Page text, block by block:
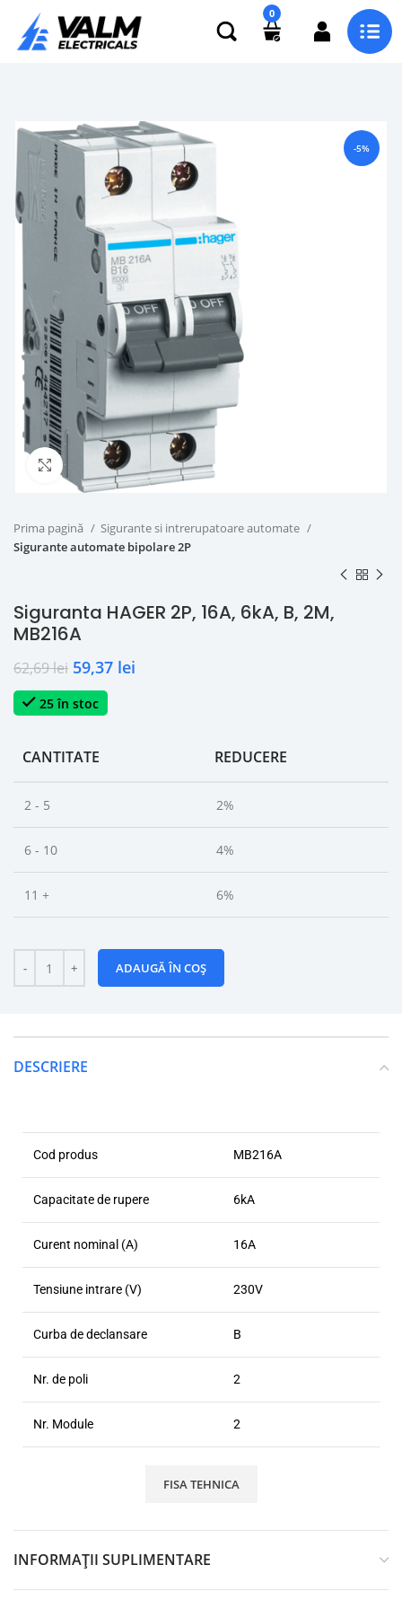
0
-5%
Click to enlarge
Prima pagină
Sigurante si intrerupatoare automate
Sigurante automate bipolare 2P
Siguranta HAGER 2P, 16A, 6kA, B, 2M,
MB216A
62,69lei 59,37 lei
25 în stoc
CANTITATE REDUCERE
2 - 5 2%
6 - 10 4%
11 + 6%
ADAUGĂ ÎN COȘ
DESCRIERE
Cod produs MB216A
Capacitate de rupere 6kA
Curent nominal (A) 16A
Tensiune intrare (V) 230V
Curba de declansare B
Nr. de poli 2
Nr. Module 2
FISA TEHNICA
INFORMAȚII SUPLIMENTARE